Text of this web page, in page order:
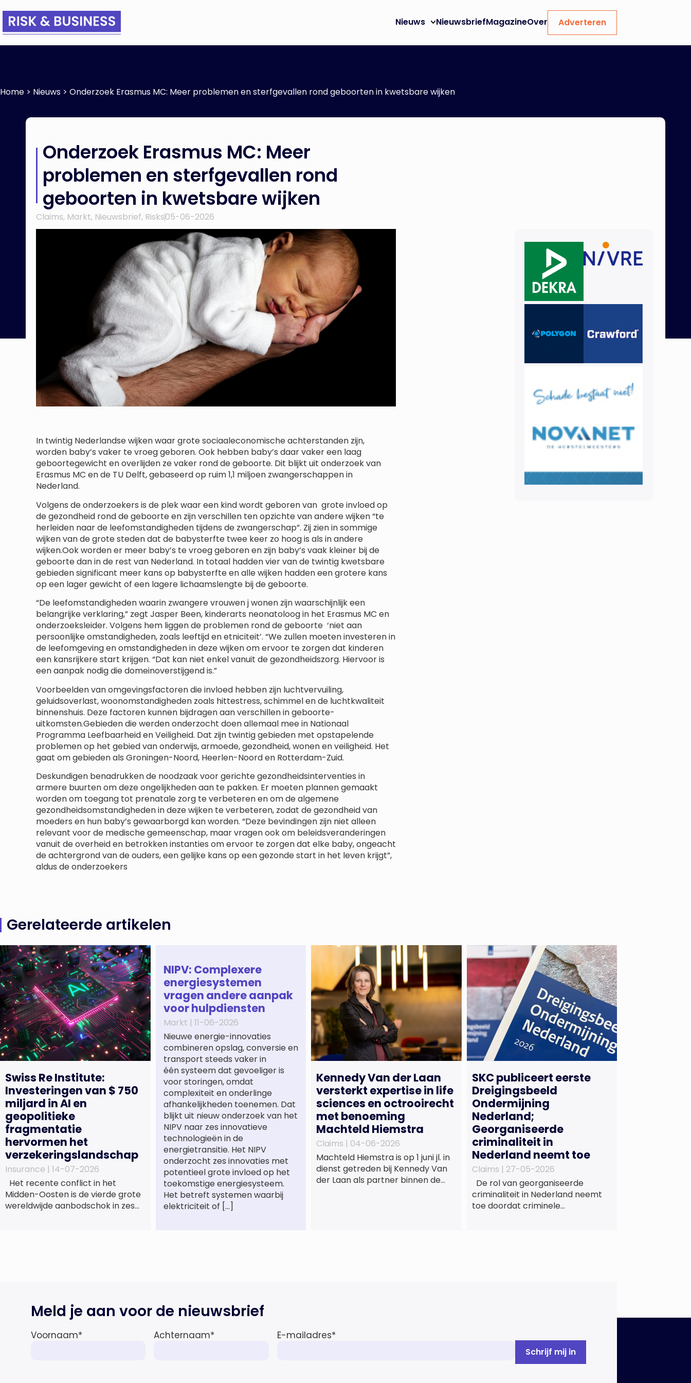
Nieuws NieuwsbriefMagazineOver Adverteren
Home > Nieuws > Onderzoek Erasmus MC: Meer problemen en sterfgevallen rond geboorten in kwetsbare wijken
Onderzoek Erasmus MC: Meer
problemen en sterfgevallen rond
geboorten in kwetsbare wijken
Claims, Markt, Nieuwsbrief, Risks05-06-2026
In twintig Nederlandse wijken waar grote sociaaleconomische achterstanden zijn,
worden baby’s vaker te vroeg geboren. Ook hebben baby’s daar vaker een laag
geboortegewicht en overlijden ze vaker rond de geboorte. Dit blijkt uit onderzoek van
Erasmus MC en de TU Delft, gebaseerd op ruim 1,1 miljoen zwangerschappen in
Nederland.
Volgens de onderzoekers is de plek waar een kind wordt geboren van grote invloed op
de gezondheid rond de geboorte en zijn verschillen ten opzichte van andere wijken “te
herleiden naar de leefomstandigheden tijdens de zwangerschap”. Zij zien in sommige
wijken van de grote steden dat de babysterfte twee keer zo hoog is als in andere
wijken.Ook worden er meer baby’s te vroeg geboren en zijn baby’s vaak kleiner bij de
geboorte dan in de rest van Nederland. In totaal hadden vier van de twintig kwetsbare
gebieden significant meer kans op babysterfte en alle wijken hadden een grotere kans
op een lager gewicht of een lagere lichaamslengte bij de geboorte.
“De leefomstandigheden waarin zwangere vrouwen j wonen zijn waarschijnlijk een
belangrijke verklaring,” zegt Jasper Been, kinderarts neonatoloog in het Erasmus MC en
onderzoeksleider. Volgens hem liggen de problemen rond de geboorte ‘niet aan
persoonlijke omstandigheden, zoals leeftijd en etniciteit’. “We zullen moeten investeren in
de leefomgeving en omstandigheden in deze wijken om ervoor te zorgen dat kinderen
een kansrijkere start krijgen. “Dat kan niet enkel vanuit de gezondheidszorg. Hiervoor is
een aanpak nodig die domeinoverstijgend is.”
Voorbeelden van omgevingsfactoren die invloed hebben zijn luchtvervuiling,
geluidsoverlast, woonomstandigheden zoals hittestress, schimmel en de luchtkwaliteit
binnenshuis. Deze factoren kunnen bijdragen aan verschillen in geboorte-
uitkomsten.Gebieden die werden onderzocht doen allemaal mee in Nationaal
Programma Leefbaarheid en Veiligheid. Dat zijn twintig gebieden met opstapelende
problemen op het gebied van onderwijs, armoede, gezondheid, wonen en veiligheid. Het
gaat om gebieden als Groningen-Noord, Heerlen-Noord en Rotterdam-Zuid.
Deskundigen benadrukken de noodzaak voor gerichte gezondheidsinterventies in
armere buurten om deze ongelijkheden aan te pakken. Er moeten plannen gemaakt
worden om toegang tot prenatale zorg te verbeteren en om de algemene
gezondheidsomstandigheden in deze wijken te verbeteren, zodat de gezondheid van
moeders en hun baby’s gewaarborgd kan worden. “Deze bevindingen zijn niet alleen
relevant voor de medische gemeenschap, maar vragen ook om beleidsveranderingen
vanuit de overheid en betrokken instanties om ervoor te zorgen dat elke baby, ongeacht
de achtergrond van de ouders, een gelijke kans op een gezonde start in het leven krijgt”,
aldus de onderzoekers
Gerelateerde artikelen
Swiss Re Institute:
Investeringen van $ 750
miljard in AI en
geopolitieke
fragmentatie
hervormen het
verzekeringslandschap
Insurance | 14-07-2026
Het recente conflict in het
Midden-Oosten is de vierde grote
wereldwijde aanbodschok in zes
wereldwijd naar verwachting
afnemen tot 1,3% in reële termen
NIPV: Complexere
energiesystemen
vragen andere aanpak
voor hulpdiensten
Markt | 11-06-2026
Nieuwe energie-innovaties
combineren opslag, conversie en
transport steeds vaker in
één systeem dat gevoeliger is
voor storingen, omdat
complexiteit en onderlinge
afhankelijkheden toenemen. Dat
blijkt uit nieuw onderzoek van het
NIPV naar zes innovatieve
technologieën in de
energietransitie. Het NIPV
onderzocht zes innovaties met
potentieel grote invloed op het
toekomstige energiesysteem.
Het betreft systemen waarbij
elektriciteit of […]
Kennedy Van der Laan
versterkt expertise in life
sciences en octrooirecht
met benoeming
Machteld Hiemstra
Claims | 04-06-2026
Machteld Hiemstra is op 1 juni jl. in
dienst getreden bij Kennedy Van
der Laan als partner binnen de
SKC publiceert eerste
Dreigingsbeeld
Ondermijning
Nederland;
Georganiseerde
criminaliteit in
Nederland neemt toe
Claims | 27-05-2026
De rol van georganiseerde
criminaliteit in Nederland neemt
toe doordat criminele
Kenniscentrum Ondermijnende […]
Meld je aan voor de nieuwsbrief
Voornaam* Achternaam* E-mailadres*